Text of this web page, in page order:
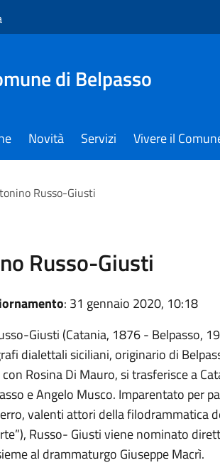
di Belpasso
Novità Servizi Vivere il
Russo-Giusti
Russo-Giusti
: 31 gennaio 2020, 10:18
Giusti (Catania, 1876 - Belpasso,
dialettali siciliani, originario di
Rosina Di Mauro, si trasferisce a
e Angelo Musco. Imparentato per
valenti attori della filodrammatica
Russo- Giusti viene nominato
al drammaturgo Giuseppe Macrì.